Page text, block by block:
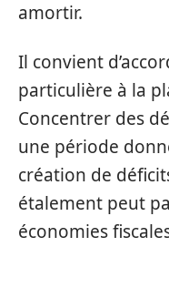
amortir.
Il convient
particulière à la
Concentrer des
une période
création de
étalement peut
économies